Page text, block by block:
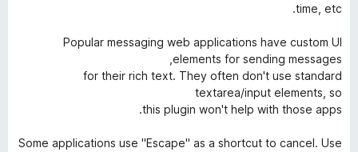
time, etc.
Popular messaging web applications have custom UI
elements for sending messages,
for their rich text. They often don't use standard
textarea/input elements, so
this plugin won't help with those apps.
Some applications use "Escape" as a shortcut to cancel. Use